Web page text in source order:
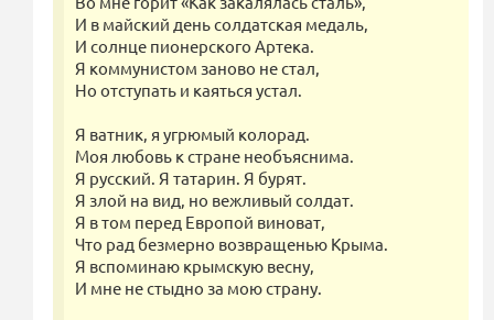
И в майский день солдатская медаль,
И солнце пионерского Артека.
Я коммунистом заново не стал,
Но отступать и каяться устал.
Я ватник, я угрюмый колорад.
Моя любовь к стране необъяснима.
Я русский. Я татарин. Я бурят.
Я злой на вид, но вежливый солдат.
Я в том перед Европой виноват,
Что рад безмерно возвращенью Крыма.
Я вспоминаю крымскую весну,
И мне не стыдно за мою страну.